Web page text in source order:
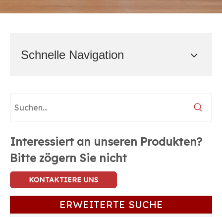
Schnelle Navigation
Interessiert an unseren Produkten?
Bitte zögern Sie nicht
KONTAKTIERE UNS
ERWEITERTE SUCHE